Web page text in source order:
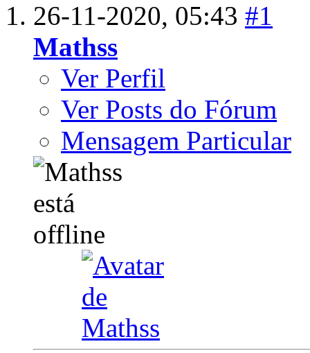
26-11-2020, 05:43 #1
Mathss
Ver Perfil
Ver Posts do Fórum
Mensagem Particular